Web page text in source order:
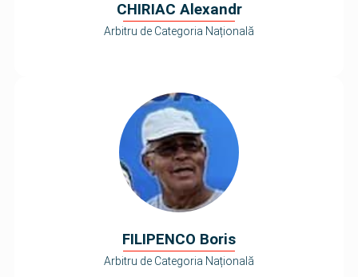
CHIRIAC Alexandr
Arbitru de Categoria Națională
FILIPENCO Boris
Arbitru de Categoria Națională